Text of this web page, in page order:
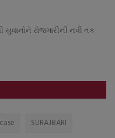
રોજગારીની નવી તક
SURAJBARI